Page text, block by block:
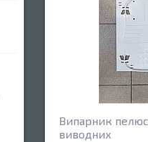
Випарник
виводних